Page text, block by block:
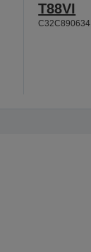
T88VI
C32C890634